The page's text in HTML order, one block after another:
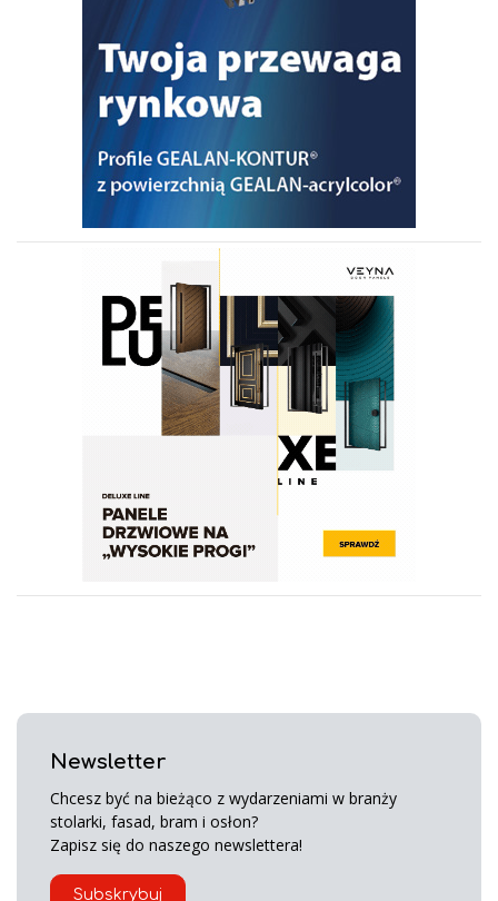
Newsletter
Chcesz być na bieżąco z wydarzeniami w branży
stolarki, fasad, bram i osłon?
Zapisz się do naszego newslettera!
Subskrybuj